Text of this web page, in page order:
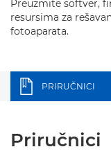
Preuzmite softver,
resursima za
fotoaparata.
PRIRUČNICI
Priručnici